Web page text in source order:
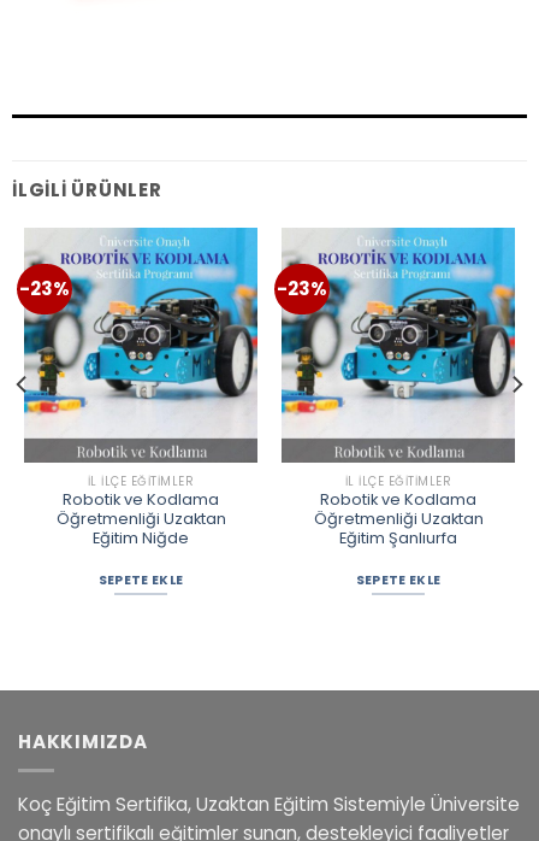
İLGILI ÜRÜNLER
-23%
İL İLÇE EĞITIMLER
Robotik ve Kodlama
Öğretmenliği Uzaktan
Eğitim Niğde
SEPETE EKLE
-23%
İL İLÇE EĞITIMLER
Robotik ve Kodlama
Öğretmenliği Uzaktan
Eğitim Şanlıurfa
SEPETE EKLE
HAKKIMIZDA
Koç Eğitim Sertifika, Uzaktan Eğitim Sistemiyle Üniversite
onaylı sertifikalı eğitimler sunan, destekleyici faaliyetler